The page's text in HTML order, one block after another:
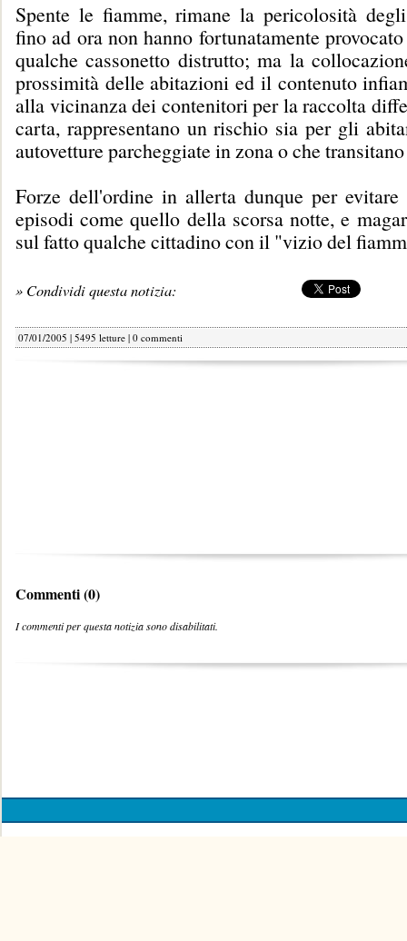
Spente le fiamme, rimane la pericolosità
fino ad ora non hanno fortunatamente
qualche cassonetto distrutto; ma la
prossimità delle abitazioni ed il contenuto
alla vicinanza dei contenitori per la raccolta
carta, rappresentano un rischio sia per gli
autovetture parcheggiate in zona o che
Forze dell'ordine in allerta dunque per
episodi come quello della scorsa notte, e
sul fatto qualche cittadino con il "vizio del
» Condividi questa notizia:
07/01/2005 | 5495 letture | 0 commenti
Commenti (0)
I commenti per questa notizia sono disabilitati.